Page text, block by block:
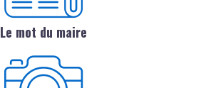
Le mot du maire